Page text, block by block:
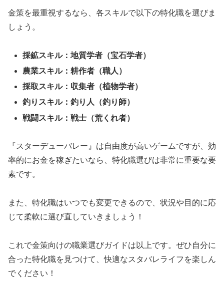
金策を最重視するなら、各スキルで以下の特化職を選びま
しょう。
採鉱スキル：地質学者（宝石学者）
農業スキル：耕作者（職人）
採取スキル：収集者（植物学者）
釣りスキル：釣り人（釣り師）
戦闘スキル：戦士（荒くれ者）
『スターデューバレー』は自由度が高いゲームですが、効
率的にお金を稼ぎたいなら、特化職選びは非常に重要な要
素です。
また、特化職はいつでも変更できるので、状況や目的に応
じて柔軟に選び直していきましょう！
これで金策向けの職業選びガイドは以上です。ぜひ自分に
合った特化職を見つけて、快適なスタバレライフを楽しん
でください！